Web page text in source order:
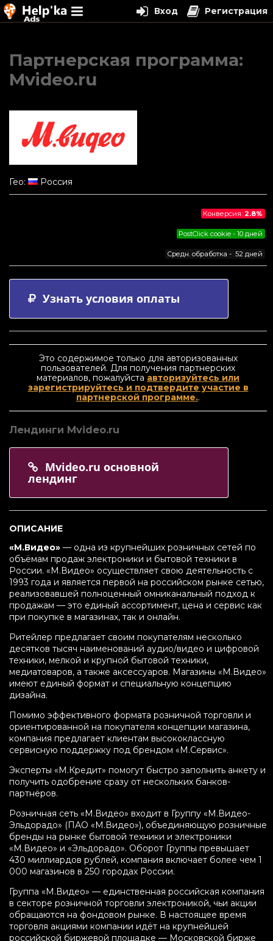
содержимому
Партнерская программа:
Mvideo.ru
Гео: Россия
Конверсия: 2.8%
PostClick cookie - 10 дней
Средн. обработка - 52 дней
Узнать условия оплаты
Это содержимое только для авторизованных
пользователей. Для получения партнерских
материалов, пожалуйста авторизуйтесь или
зарегистрируйтесь и подтвердите участие в
партнерской программе..
Лендинги Mvideo.ru
Mvideo.ru основной
лендинг
ОПИСАНИЕ
«М.Видео» — одна из крупнейших розничных сетей по
объёмам продаж электроники и бытовой техники в
России. «М.Видео» осуществляет свою деятельность с
1993 года и является первой на российском рынке сетью,
реализовавшей полноценный омниканальный подход к
продажам — это единый ассортимент, цена и сервис как
при покупке в магазинах, так и онлайн.
Ритейлер предлагает своим покупателям несколько
десятков тысяч наименований аудио/видео и цифровой
техники, мелкой и крупной бытовой техники,
медиатоваров, а также аксессуаров. Магазины «М.Видео»
имеют единый формат и специальную концепцию
дизайна.
Помимо эффективного формата розничной торговли и
ориентированной на покупателя концепции магазина,
компания предлагает клиентам высококлассную
сервисную поддержку под брендом «М.Сервис».
Эксперты «М.Кредит» помогут быстро заполнить анкету и
получить одобрение сразу от нескольких банков-
партнёров.
Розничная сеть «М.Видео» входит в Группу «М.Видео-
Эльдорадо» (ПАО «М.Видео»), объединяющую розничные
бренды на рынке бытовой техники и электроники
«М.Видео» и «Эльдорадо». Оборот Группы превышает
430 миллиардов рублей, компания включает более чем 1
000 магазинов в 250 городах России.
Группа «М.Видео» — единственная российская компания
в секторе розничной торговли электроникой, чьи акции
обращаются на фондовом рынке. В настоящее время
торговля акциями компании идёт на крупнейшей
российской биржевой площадке — Московской бирже
Вход Регистрация